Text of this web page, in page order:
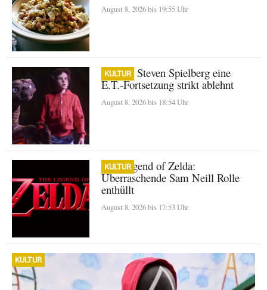
August 8, 2026 bis 19:55 Uhr
KULTUR
Warum Steven Spielberg eine
E.T.-Fortsetzung strikt ablehnt
August 8, 2026 bis 18:54 Uhr
KULTUR
The Legend of Zelda:
Überraschende Sam Neill Rolle
enthüllt
August 8, 2026 bis 17:53 Uhr
KULTUR